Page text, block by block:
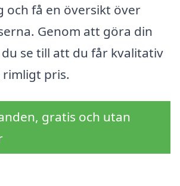
och få en översikt över
Genom att göra din
se till att du får kvalitativ
pris.
gratis och utan